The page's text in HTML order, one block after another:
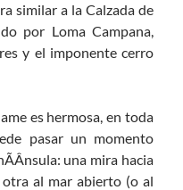
similar a la Calzada de
por Loma Campana,
y el imponente cerro
es hermosa, en toda
pasar un momento
una mira hacia
otra al mar abierto (o al